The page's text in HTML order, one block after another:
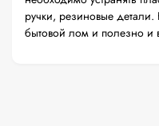
ручки, резиновые детали.
бытовой лом и полезно и